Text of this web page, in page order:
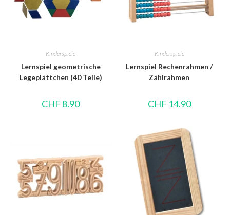
Kinderspiele
Lernspiel geometrische
Legeplättchen (40 Teile)
CHF 8.90
Kinderspiele
Lernspiel Rechenrahmen /
Zählrahmen
CHF 14.90